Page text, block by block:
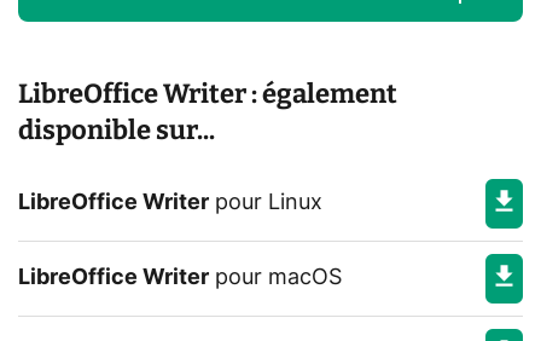
LibreOffice Writer : également
disponible sur...
LibreOffice Writer pour Linux
LibreOffice Writer pour macOS